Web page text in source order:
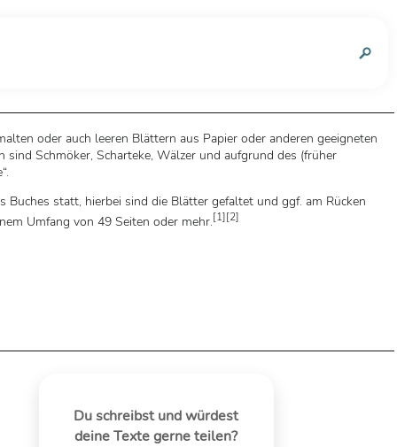
oder auch leeren Blättern aus Papier oder anderen geeigneten
Schmöker, Scharteke, Wälzer und aufgrund des (früher
statt, hierbei sind die Blätter gefaltet und ggf. am Rücken
Umfang von 49 Seiten oder mehr.[1][2]
Du schreibst und würdest
deine Texte gerne teilen?